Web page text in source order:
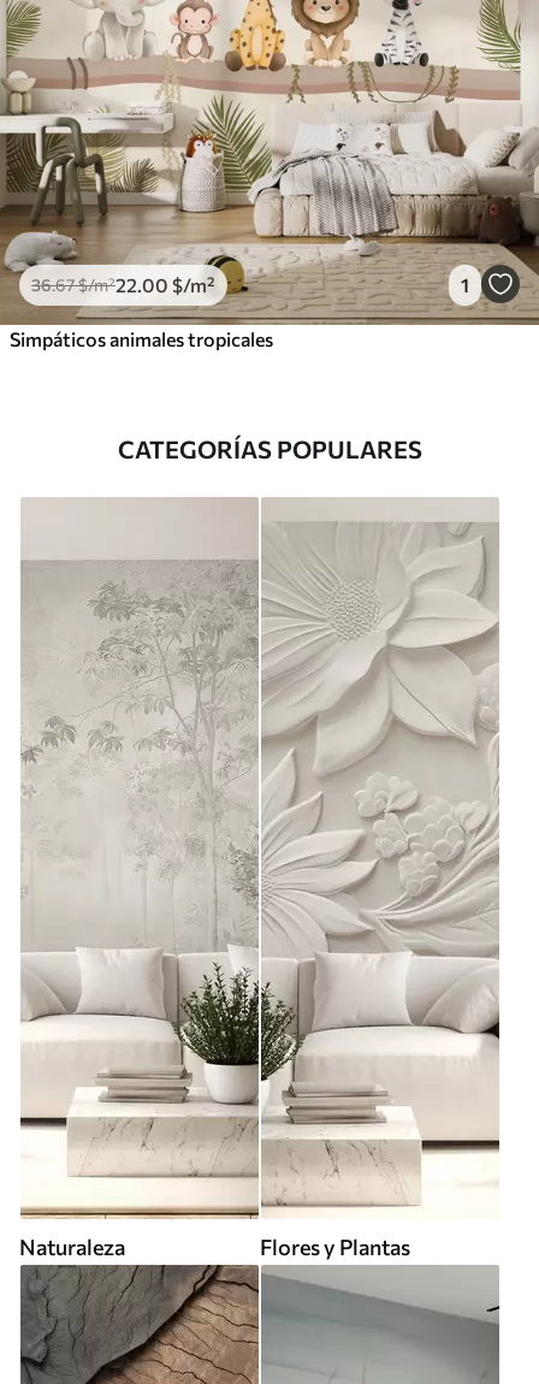
36.67$/m²22 .00 $/m² 1
Simpáticos animales tropicales
CATEGORÍAS POPULARES
Naturaleza Flores y Plantas